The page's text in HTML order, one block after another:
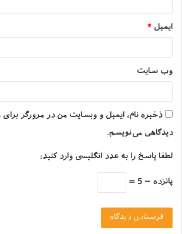
یکی از سرگرم کننده‌ترین موضوعات
است.
دارد؛ یکی از قوی‌ترین نظریه‌ها، گربه نژاد
طبیعی در شمال آمریکا معرفی می‌کند.
به عقیده عده زیادی، مین کوون ها
دم پر پشت و دراز این نژاد، محبوبیت
پیش کرده است. جالب است بدانید که دم
اندازه کل بدن او است.
ایمیل *
وب‌ سایت
ذخیره نام، ایمیل و وبسایت من در مرورگر برای
دیدگاهی می‌نویسم.
لطفا پاسخ را به عدد انگلیسی وارد کنید:
پانزده − 5 =